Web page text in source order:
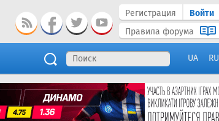
Регистрация
Войти
Правила форума
UA RU